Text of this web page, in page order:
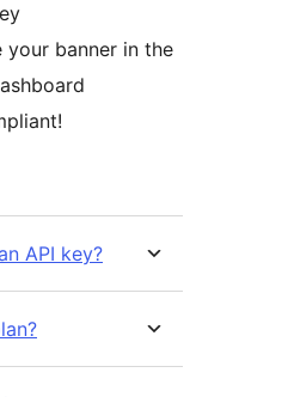
your banner in the
API key?